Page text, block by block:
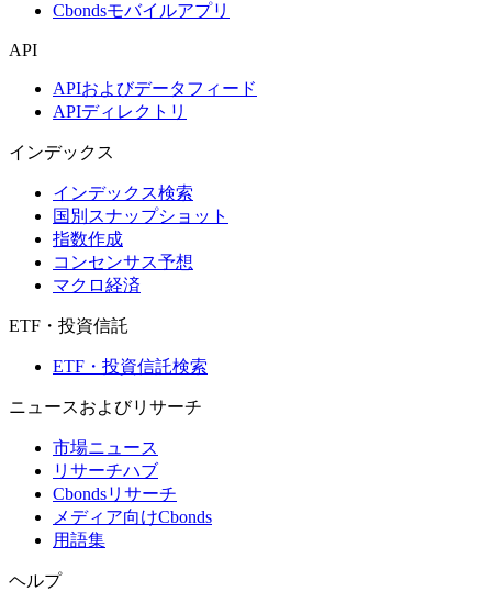
Cbondsモバイルアプリ
API
APIおよびデータフィード
APIディレクトリ
インデックス
インデックス検索
国別スナップショット
指数作成
コンセンサス予想
マクロ経済
ETF・投資信託
ETF・投資信託検索
ニュースおよびリサーチ
市場ニュース
リサーチハブ
Cbondsリサーチ
メディア向けCbonds
用語集
ヘルプ